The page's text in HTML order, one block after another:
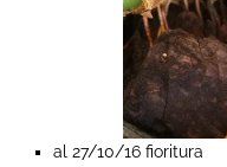
al 27/10/16 fioritura